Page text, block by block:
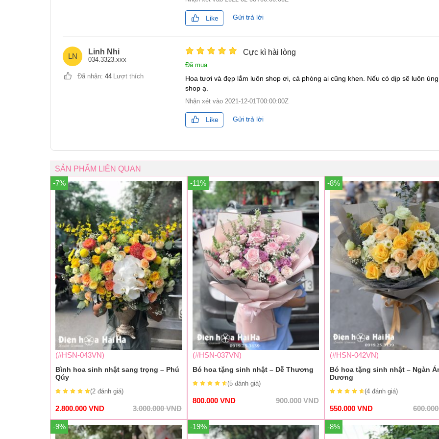
Like Gửi trả lời
LN
Linh Nhi
034.3323.xxx
Đã nhận: 44 Lượt thích
Cực kì hài lòng
Đã mua
Hoa tươi và đẹp lắm luôn shop ơi, cả phòng ai cũng khen. Nếu có dịp sẽ luôn
shop ạ.
Nhận xét vào 2021-12-01T00:00:00Z
Like Gửi trả lời
SẢN PHẨM LIÊN QUAN
-7%
(#HSN-043VN)
Bình hoa sinh nhật sang trọng – Phú
Qúy
(2 đánh giá)
3.000.000VND
2.800.000 VND
-11%
(#HSN-037VN)
Bó hoa tặng sinh nhật – Dễ Thương
(5 đánh giá)
900.000VND
800.000 VND
-8%
(#HSN-042VN)
Bó hoa tặng sinh nhật – Ngàn
Dương
(4 đánh giá)
550.000 VND
-9% -19% -8%